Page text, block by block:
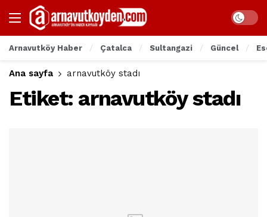
Arnavutköy Haber Çatalca Sultangazi Güncel
Ana sayfa arnavutköy stadı
Etiket: arnavutköy stadı